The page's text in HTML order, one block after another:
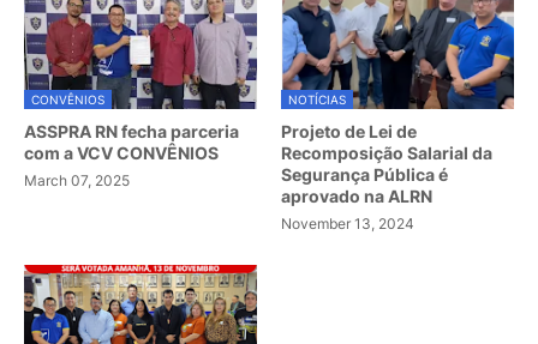
CONVÊNIOS
ASSPRA RN fecha parceria
com a VCV CONVÊNIOS
March 07, 2025
NOTÍCIAS
Projeto de Lei de
Recomposição Salarial da
Segurança Pública é
aprovado na ALRN
November 13, 2024